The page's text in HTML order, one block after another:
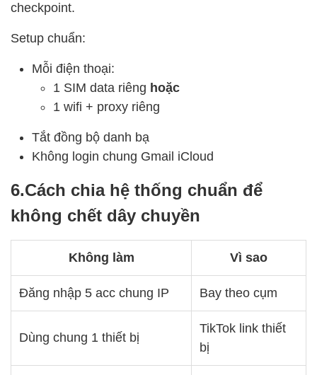
checkpoint.
Setup chuẩn:
Mỗi điện thoại:
1 SIM data riêng hoặc
1 wifi + proxy riêng
Tắt đồng bộ danh bạ
Không login chung Gmail iCloud
6.Cách chia hệ thống chuẩn để
không chết dây chuyền
Không làm Vì sao
Đăng nhập 5 acc chung IP Bay theo cụm
Dùng chung 1 thiết bị
TikTok link thiết
bị